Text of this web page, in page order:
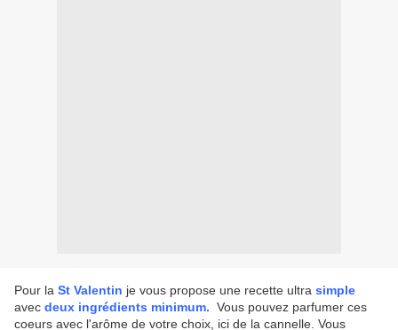
Pour la St Valentin je vous propose une recette ultra simple
avec deux ingrédients minimum. Vous pouvez parfumer ces
coeurs avec l'arôme de votre choix, ici de la cannelle. Vous